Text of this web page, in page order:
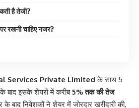
है तेजी?
रखनी चाहिए नजर?
Services Private Limited के साथ 5
बाद इसके शेयरों में करीब5% तक की तेज
बाद निवेशकों ने शेयर में जोरदार खरीदारी की,